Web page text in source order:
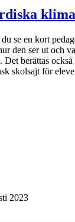
se en kort
den ser ut och
Det berättas
skolsajt för
2023